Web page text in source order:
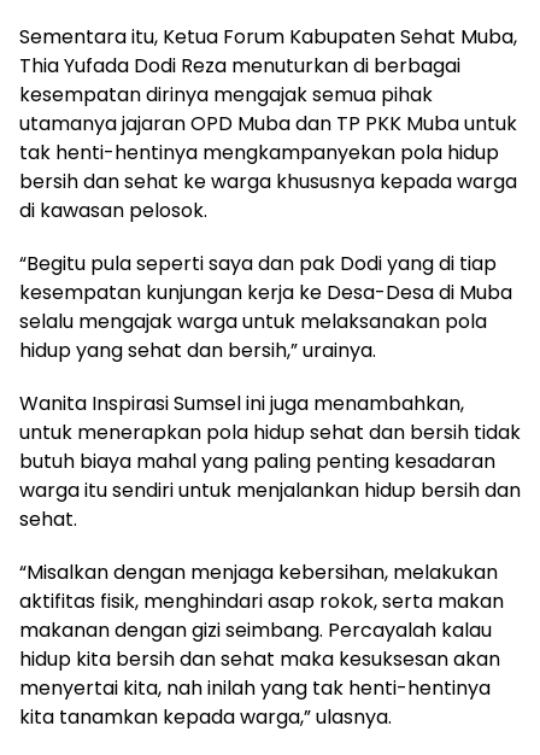
Sementara itu, Ketua Forum Kabupaten Sehat Muba,
Thia Yufada Dodi Reza menuturkan di berbagai
kesempatan dirinya mengajak semua pihak
utamanya jajaran OPD Muba dan TP PKK Muba untuk
tak henti-hentinya mengkampanyekan pola hidup
bersih dan sehat ke warga khususnya kepada warga
di kawasan pelosok.
“Begitu pula seperti saya dan pak Dodi yang di tiap
kesempatan kunjungan kerja ke Desa-Desa di Muba
selalu mengajak warga untuk melaksanakan pola
hidup yang sehat dan bersih,” urainya.
Wanita Inspirasi Sumsel ini juga menambahkan,
untuk menerapkan pola hidup sehat dan bersih tidak
butuh biaya mahal yang paling penting kesadaran
warga itu sendiri untuk menjalankan hidup bersih dan
sehat.
“Misalkan dengan menjaga kebersihan, melakukan
aktifitas fisik, menghindari asap rokok, serta makan
makanan dengan gizi seimbang. Percayalah kalau
hidup kita bersih dan sehat maka kesuksesan akan
menyertai kita, nah inilah yang tak henti-hentinya
kita tanamkan kepada warga,” ulasnya.